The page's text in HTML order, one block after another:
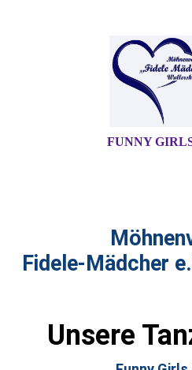
FUNNY
Fidele-Mädcher
Unsere